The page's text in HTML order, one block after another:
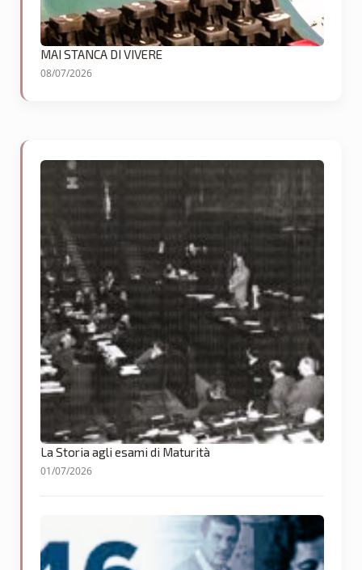
MAI STANCA DI VIVERE
08/07/2026
La Storia agli esami di Maturità
01/07/2026